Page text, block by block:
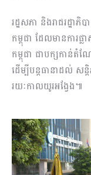
រដ្ឋសភា និងរាជរដ្ឋ
កម្ពុជា ដែលមានការផ្
កម្ពុជា ជាបក្សកាន់តំណ
ដើម្បីបន្តធានាដល់ សន្
រយៈកាលយូរអង្វែង៕